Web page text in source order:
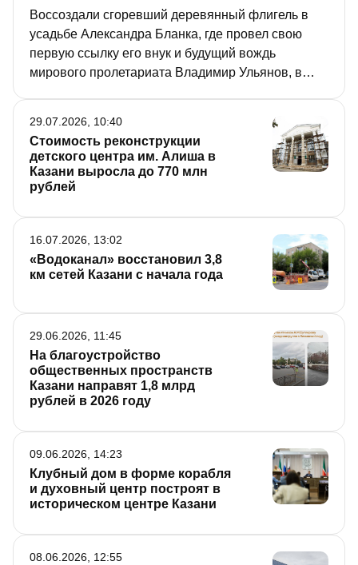
Воссоздали сгоревший деревянный флигель в
усадьбе Александра Бланка, где провел свою
первую ссылку его внук и будущий вождь
мирового пролетариата Владимир Ульянов, в
посетителей планируют не раньше будущей
весны, но журналисты уже побывали в
одноэтажном бревенчатом строении.
Стоимость реконструкции
детского центра им. Алиша в
Казани выросла до 770 млн
рублей
29.07.2026, 10:40
«Водоканал» восстановил 3,8
км сетей Казани с начала года
16.07.2026, 13:02
На благоустройство
общественных пространств
Казани направят 1,8 млрд
рублей в 2026 году
29.06.2026, 11:45
Клубный дом в форме корабля
и духовный центр построят в
историческом центре Казани
09.06.2026, 14:23
08.06.2026, 12:55